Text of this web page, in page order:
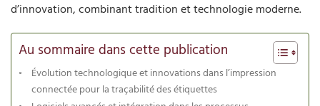
d’innovation, combinant tradition et technologie moderne.
Au sommaire dans cette publication
Évolution technologique et innovations dans l’impression
connectée pour la traçabilité des étiquettes